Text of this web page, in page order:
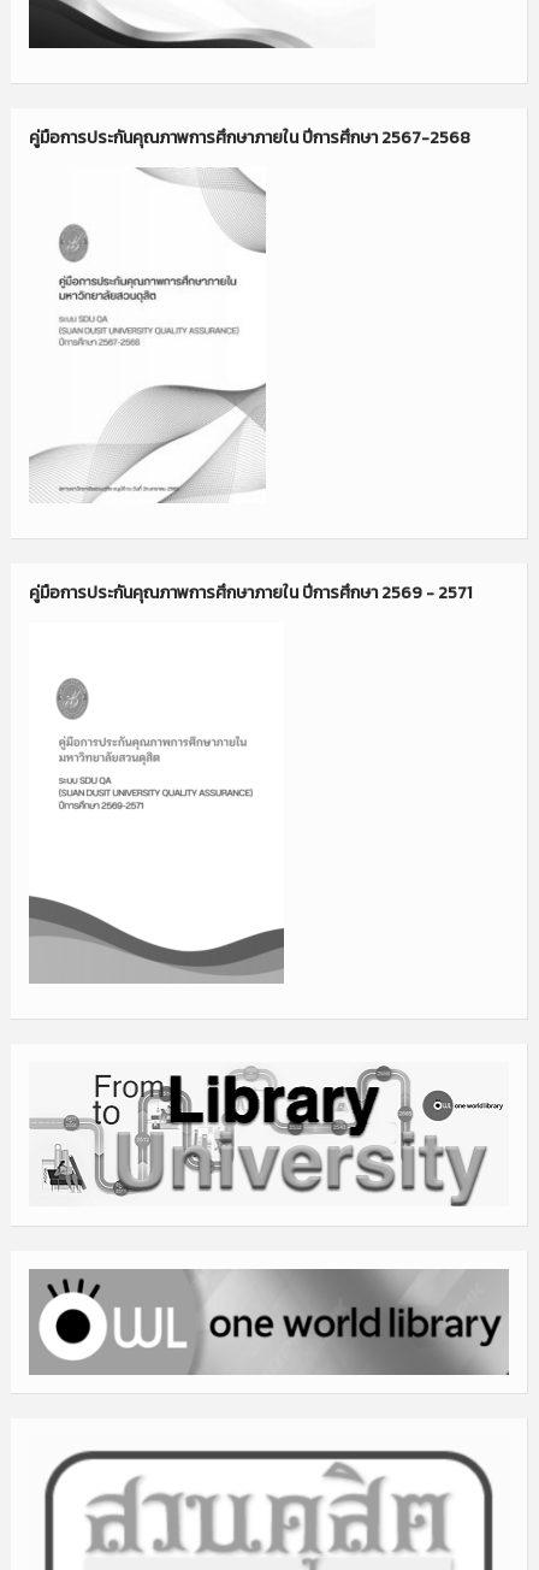
คู่มือการประกันคุณภาพการศึกษาภายใน ปีการศึกษา 2567-2568
คู่มือการประกันคุณภาพการศึกษาภายใน ปีการศึกษา 2569 - 2571